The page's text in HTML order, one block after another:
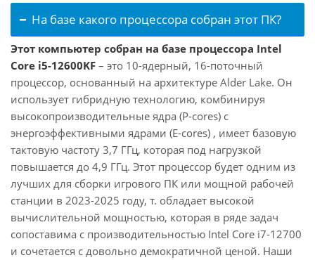
На базе какого процессора собран этот ПК?
Этот компьютер собран на базе процессора Intel
Core i5-12600KF – это 10-ядерный, 16-поточный
процессор, основанный на архитектуре Alder Lake. Он
использует гибридную технологию, комбинируя
высокопроизводительные ядра (P-cores) с
энергоэффективными ядрами (E-cores) , имеет базовую
тактовую частоту 3,7 ГГц, которая под нагрузкой
повышается до 4,9 ГГц. Этот процессор будет одним из
лучших для сборки игрового ПК или мощной рабочей
станции в 2023-2025 году, т. обладает высокой
вычислительной мощностью, которая в ряде задач
сопоставима с производительностью Intel Core i7-12700
и сочетается с довольно демократичной ценой. Наши